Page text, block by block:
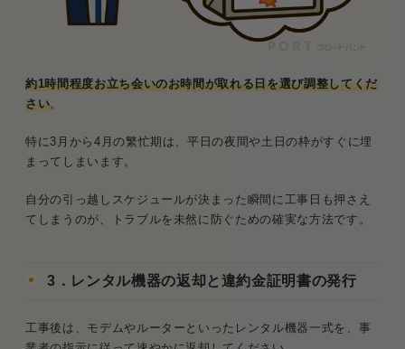
約1時間程度お立ち会いのお時間が取れる日を選び調整してくだ
さい。
特に3月から4月の繁忙期は、平日の夜間や土日の枠がすぐに埋
まってしまいます。
自分の引っ越しスケジュールが決まった瞬間に工事日も押さえ
てしまうのが、トラブルを未然に防ぐための確実な方法です。
3．レンタル機器の返却と違約金証明書の発行
工事後は、モデムやルーターといったレンタル機器一式を、事